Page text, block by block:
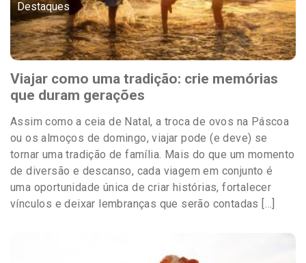
Destaques
Viajar como uma tradição: crie memórias
que duram gerações
Assim como a ceia de Natal, a troca de ovos na Páscoa
ou os almoços de domingo, viajar pode (e deve) se
tornar uma tradição de família. Mais do que um momento
de diversão e descanso, cada viagem em conjunto é
uma oportunidade única de criar histórias, fortalecer
vínculos e deixar lembranças que serão contadas […]